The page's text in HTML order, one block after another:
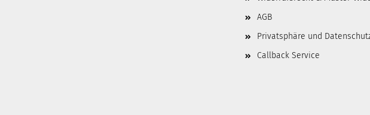
AGB
Privatsphäre und
Callback Service